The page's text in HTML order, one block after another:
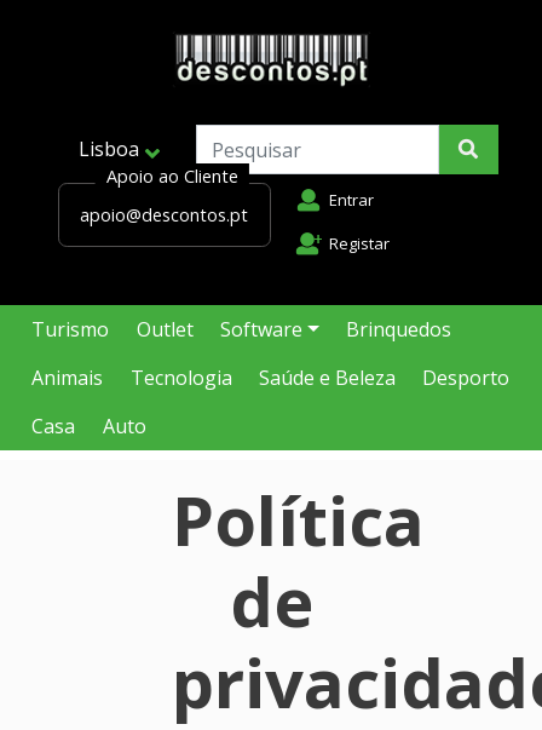
Lisboa
Apoio ao Cliente
apoio@descontos.pt
Entrar
Registar
Turismo Outlet Software
Brinquedos
Animais
Tecnologia Saúde e Beleza
Desporto
Casa
Auto
Política
de